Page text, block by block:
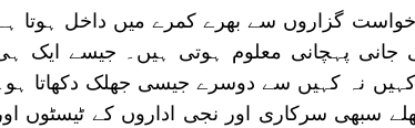
گزاروں سے بھرے کمرے میں داخل ہوتا
پہچانی معلوم ہوتی ہیں۔ جیسے ایک
کہیں نہ کہیں سے دوسرے جیسی جھلک دکھاتا
سبھی سرکاری اور نجی اداروں کے ٹیسٹوں اور